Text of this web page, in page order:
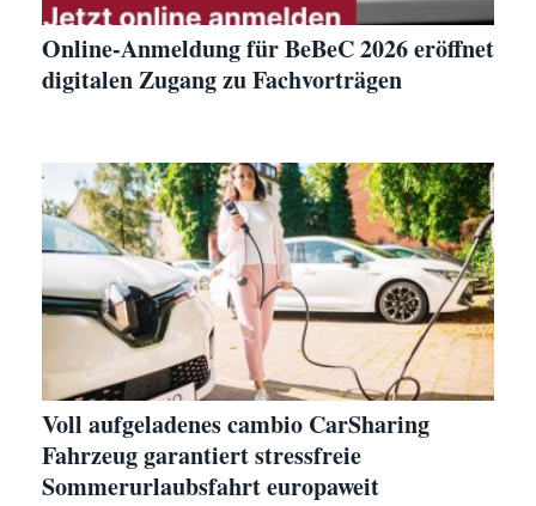
Online-Anmeldung für BeBeC 2026 eröffnet
digitalen Zugang zu Fachvorträgen
Voll aufgeladenes cambio CarSharing
Fahrzeug garantiert stressfreie
Sommerurlaubsfahrt europaweit